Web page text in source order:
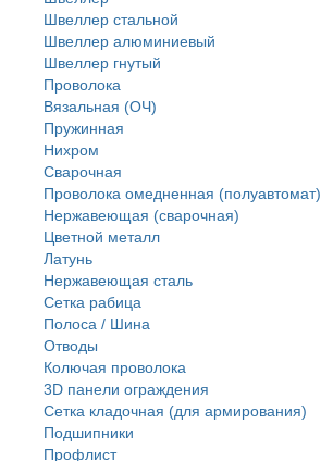
Швеллер стальной
Швеллер алюминиевый
Швеллер гнутый
Проволока
Вязальная (ОЧ)
Пружинная
Нихром
Сварочная
Проволока омедненная (полуавтомат)
Нержавеющая (сварочная)
Цветной металл
Латунь
Нержaвеющая сталь
Сетка рабица
Полоса / Шина
Отводы
Колючая проволока
3D панели ограждения
Сетка кладочная (для армирования)
Подшипники
Профлист